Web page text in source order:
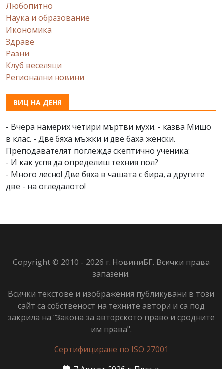
Любопитно
Наука и образование
Икономика
Здраве
Разни
Клуб веселяци
Регионални новини
ВИЦ НА ДЕНЯ
- Вчера намерих четири мъртви мухи. - казва Мишо
в клас. - Две бяха мъжки и две баха женски.
Преподавателят поглежда скептично ученика:
- И как успя да определиш техния пол?
- Много лесно! Две бяха в чашата с бира, а другите
две - на огледалото!
Copyright © 2010 - 2026 г. НовиниБГ. Всички права
запазени.
Всички текстове и изображения публикувани в този
сайт са собственост на техните автори и са под
закрила на "Закона за авторското право и сродните
им права".
Сертифициране по ISO 27001